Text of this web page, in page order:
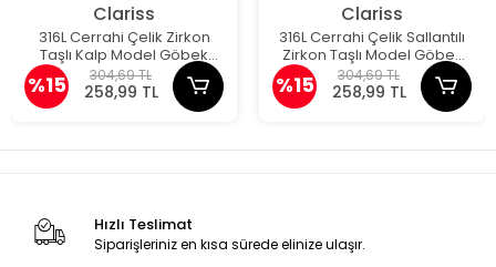
Clariss
316L Cerrahi Çelik Zirkon
Taşlı Kalp Model Göbek
Piercing
%15 304,69 TL
258,99 TL
Clariss
316L Cerrahi Çelik Sallantılı
Zirkon Taşlı Model Göbek
Piercing
%15 304,69 TL
258,99 TL
Hızlı Teslimat
Siparişleriniz en kısa sürede elinize ulaşır.